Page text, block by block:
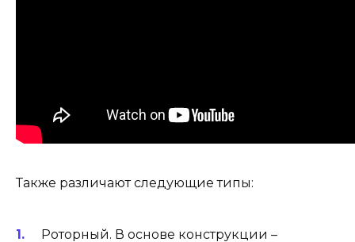
Также различают следующие типы:
Роторный. В основе конструкции –